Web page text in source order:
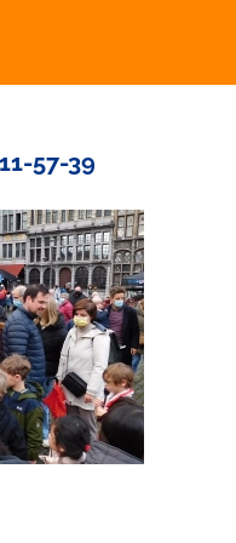
57-39